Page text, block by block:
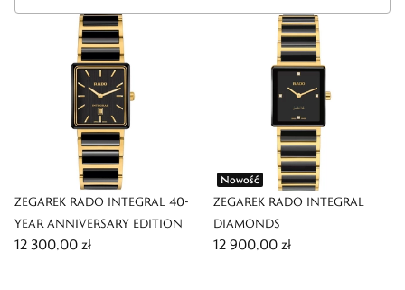
ZEGAREK RADO INTEGRAL 40-
YEAR ANNIVERSARY EDITION
12 300,00 zł
Nowość
ZEGAREK RADO INTEGRAL
DIAMONDS
12 900,00 zł